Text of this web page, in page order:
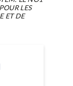
LES
ET DE